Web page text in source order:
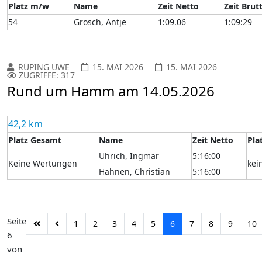
Platz m/w Name Zeit Netto
Zeit
54
Grosch, Antje 1:09.06 1:09:29
RÜPING UWE 15. MAI 2026 15. MAI 2026
ZUGRIFFE: 317
Rund um Hamm am 14.05.2026
42,2 km
Platz Gesamt Name Zeit Netto
Keine Wertungen
Uhrich, Ingmar 5:16:00
Hahnen, Christian 5:16:00
Seite
6
von
1 2 3 4 5 6 7 8 9 10